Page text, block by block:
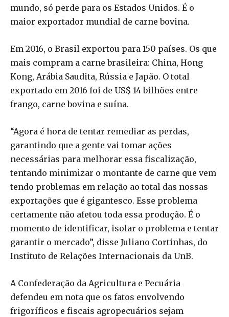
mundo, só perde para os Estados Unidos. É o
maior exportador mundial de carne bovina.
Em 2016, o Brasil exportou para 150 países. Os que
mais compram a carne brasileira: China, Hong
Kong, Arábia Saudita, Rússia e Japão. O total
exportado em 2016 foi de US$ 14 bilhões entre
frango, carne bovina e suína.
“Agora é hora de tentar remediar as perdas,
garantindo que a gente vai tomar ações
necessárias para melhorar essa fiscalização,
tentando minimizar o montante de carne que vem
tendo problemas em relação ao total das nossas
exportações que é gigantesco. Esse problema
certamente não afetou toda essa produção. É o
momento de identificar, isolar o problema e tentar
garantir o mercado”, disse Juliano Cortinhas, do
Instituto de Relações Internacionais da UnB.
A Confederação da Agricultura e Pecuária
defendeu em nota que os fatos envolvendo
frigoríficos e fiscais agropecuários sejam